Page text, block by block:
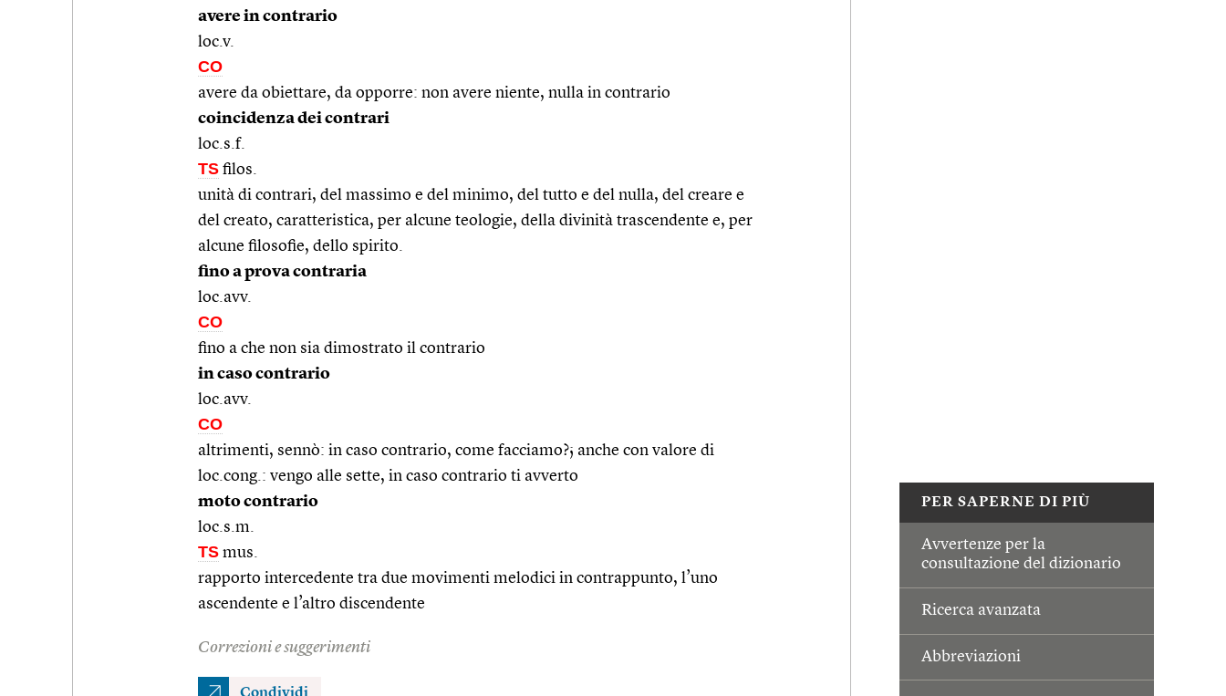
PER SAPERNE DI PIÙ
Avvertenze per la
consultazione del dizionario
Ricerca avanzata
Abbreviazioni
avere in contrario
loc.v.
CO
avere da obiettare, da opporre: non avere niente, nulla in contrario
coincidenza dei contrari
loc.s.f.
TS filos.
unità di contrari, del massimo e del minimo, del tutto e del nulla, del creare e
del creato, caratteristica, per alcune teologie, della divinità trascendente e, per
alcune filosofie, dello spirito.
fino a prova contraria
loc.avv.
CO
fino a che non sia dimostrato il contrario
in caso contrario
loc.avv.
CO
altrimenti, sennò: in caso contrario, come facciamo?; anche con valore di
loc.cong.: vengo alle sette, in caso contrario ti avverto
moto contrario
loc.s.m.
TS mus.
rapporto intercedente tra due movimenti melodici in contrappunto, l’uno
ascendente e l’altro discendente
Correzioni e suggerimenti